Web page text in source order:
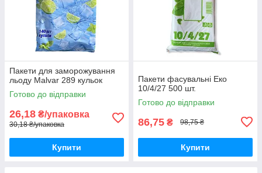
Пакети для заморожування
льоду Malvar 289 кульок
Готово до відправки
26,18 ₴/упаковка
30,18 ₴/упаковка
Купити
Пакети фасувальні Еко
10/4/27 500 шт.
Готово до відправки
86,75 ₴ 98,75 ₴
Купити